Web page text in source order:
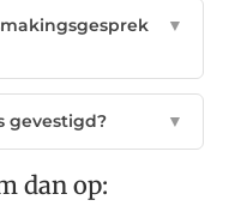
▼
gevestigd? ▼
dan op: